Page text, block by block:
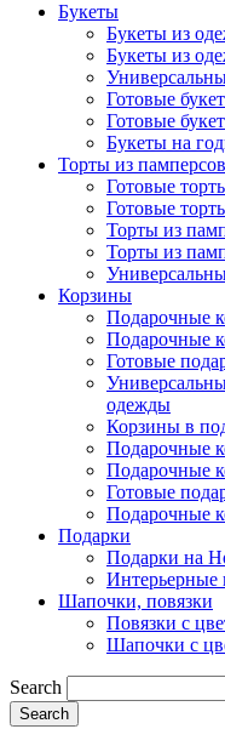
Букеты
Букеты из
Букеты из
Готовые
Готовые
Букеты на
Торты из памперсов
Готовые
Готовые
Торты из
Торты из
Корзины
Подарочные
Подарочные
Готовые
одежды
Корзины в
Подарочные
Подарочные
Готовые
Подарочные
Подарки
Подарки на
Интерьерные
Шапочки, повязки
Повязки с
Шапочки с
Search